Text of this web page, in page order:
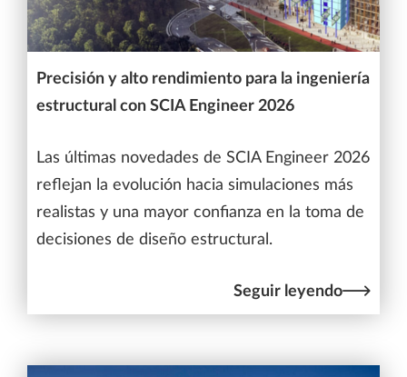
Precisión y alto rendimiento para la ingeniería
estructural con SCIA Engineer 2026
Las últimas novedades de SCIA Engineer 2026
reflejan la evolución hacia simulaciones más
realistas y una mayor confianza en la toma de
decisiones de diseño estructural.
Seguir leyendo